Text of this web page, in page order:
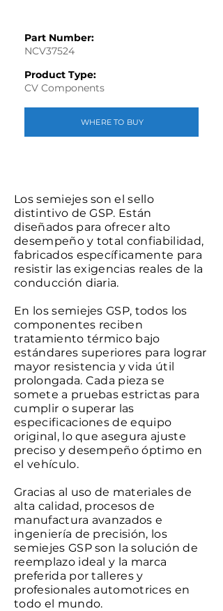
Part Number:
NCV37524
Product Type:
CV Components
WHERE TO BUY
Los semiejes son el sello
distintivo de GSP. Están
diseñados para ofrecer alto
desempeño y total confiabilidad,
fabricados específicamente para
resistir las exigencias reales de la
conducción diaria.
En los semiejes GSP, todos los
componentes reciben
tratamiento térmico bajo
estándares superiores para lograr
mayor resistencia y vida útil
prolongada. Cada pieza se
somete a pruebas estrictas para
cumplir o superar las
especificaciones de equipo
original, lo que asegura ajuste
preciso y desempeño óptimo en
el vehículo.
Gracias al uso de materiales de
alta calidad, procesos de
manufactura avanzados e
ingeniería de precisión, los
semiejes GSP son la solución de
reemplazo ideal y la marca
preferida por talleres y
profesionales automotrices en
todo el mundo.